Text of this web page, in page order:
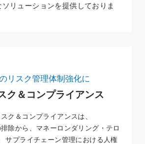
リューションを提供しておりま
リスク管理体制強化に
ク＆コンプライアンス
スク＆コンプライアンスは、
除から、 マネーロンダリング・ テロ
、 サプライチェーン管理における 人権